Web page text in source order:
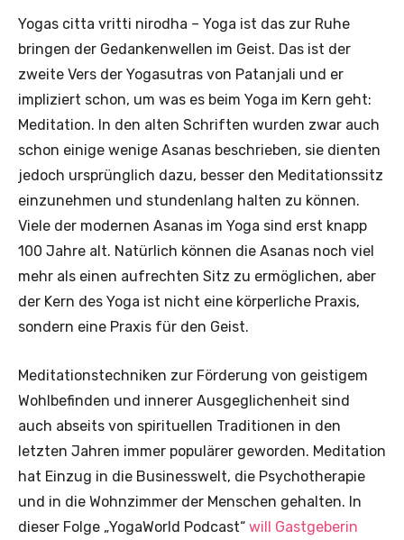
Yogas citta vritti nirodha – Yoga ist das zur Ruhe
bringen der Gedankenwellen im Geist. Das ist der
zweite Vers der Yogasutras von Patanjali und er
impliziert schon, um was es beim Yoga im Kern geht:
Meditation. In den alten Schriften wurden zwar auch
schon einige wenige Asanas beschrieben, sie dienten
jedoch ursprünglich dazu, besser den Meditationssitz
einzunehmen und stundenlang halten zu können.
Viele der modernen Asanas im Yoga sind erst knapp
100 Jahre alt. Natürlich können die Asanas noch viel
mehr als einen aufrechten Sitz zu ermöglichen, aber
der Kern des Yoga ist nicht eine körperliche Praxis,
sondern eine Praxis für den Geist.
Meditationstechniken zur Förderung von geistigem
Wohlbefinden und innerer Ausgeglichenheit sind
auch abseits von spirituellen Traditionen in den
letzten Jahren immer populärer geworden. Meditation
hat Einzug in die Businesswelt, die Psychotherapie
und in die Wohnzimmer der Menschen gehalten. In
dieser Folge „YogaWorld Podcast“ will Gastgeberin